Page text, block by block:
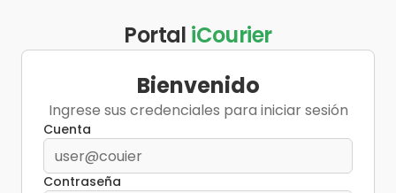
Portal iCourier
Bienvenido
Ingrese sus credenciales para iniciar sesión
Cuenta
Contraseña